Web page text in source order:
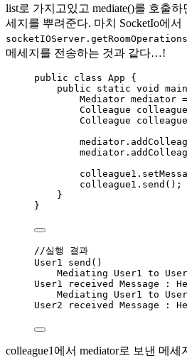
list로 가지고있고 mediate()를 호출하
세지를 뿌려준다. 마치 SocketIo에서
메세지를 전송하는 것과 같다…!
public class App {
public
static void main
Mediator mediator =
Colleague
Colleague
mediator .
mediator .
colleague1 .
colleague1 . send () ;
}
}
//실행 결과
User1
send ()
Mediating
User1 to
User1
received Message :
Mediating
User1 to
User2 received Message :
colleague1에서 mediator로 보낸 메